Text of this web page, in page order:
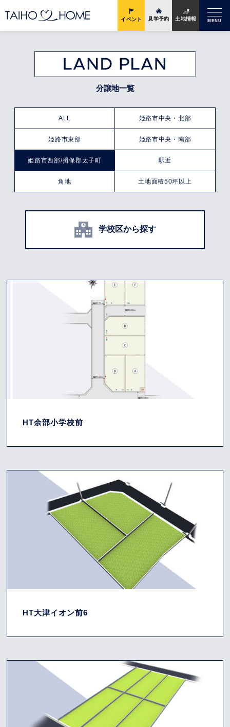
MENU
イベント 見学予約 土地情報
分譲地一覧
ALL 姫路市中央・北部
姫路市東部 姫路市中央・南部
姫路市西部/揖保郡太子町 駅近
角地 土地面積50坪以上
学校区から探す
HT余部小学校前
HT大津イオン前6